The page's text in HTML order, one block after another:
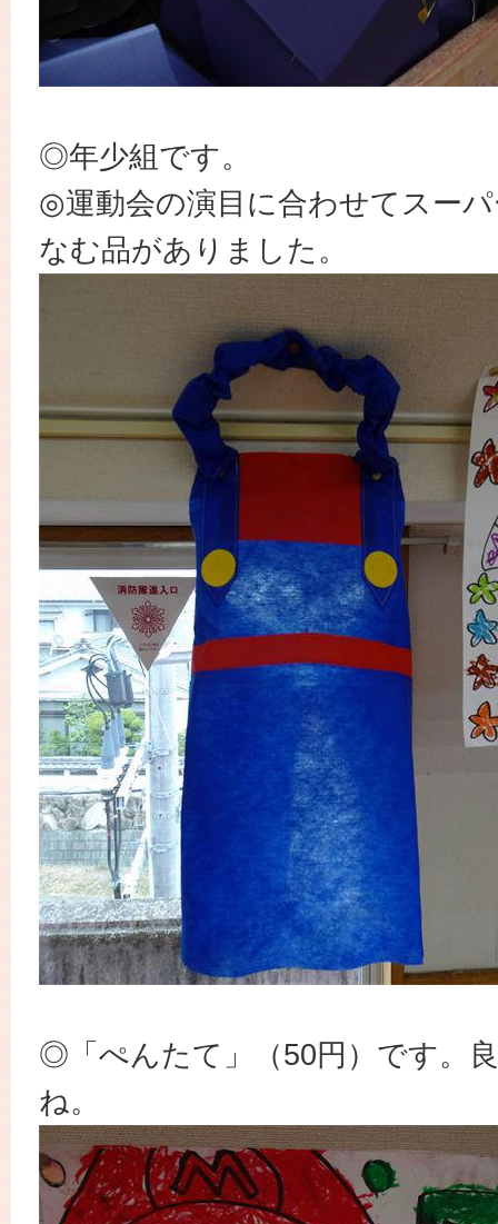
◎年少組です。
◎運動会の演目に合わせてスー
なむ品がありました。
◎「ぺんたて」（50円）です。
ね。